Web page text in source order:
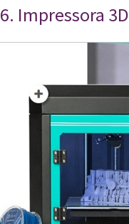
6. Impressora 3D